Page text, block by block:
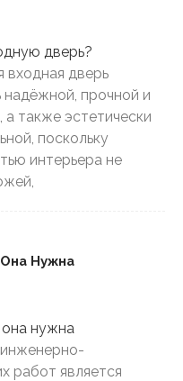
входная дверь
прочной и
а также эстетически
поскольку
интерьера не
Нужна
работ является